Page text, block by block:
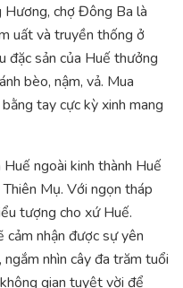
Hương, chợ Đông Ba là
uất và truyền thống ở
đặc sản của Huế thưởng
bèo, nậm, vả. Mua
tay cực kỳ xinh mang
ngoài kinh thành Huế
Mụ. Với ngọn tháp
tượng cho xứ Huế.
cảm nhận được sự yên
nhìn cây đa trăm tuổi
gian tuyệt vời để